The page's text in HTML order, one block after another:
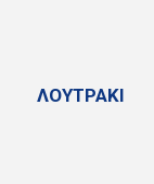
ΛΟΥΤΡΑΚΙ